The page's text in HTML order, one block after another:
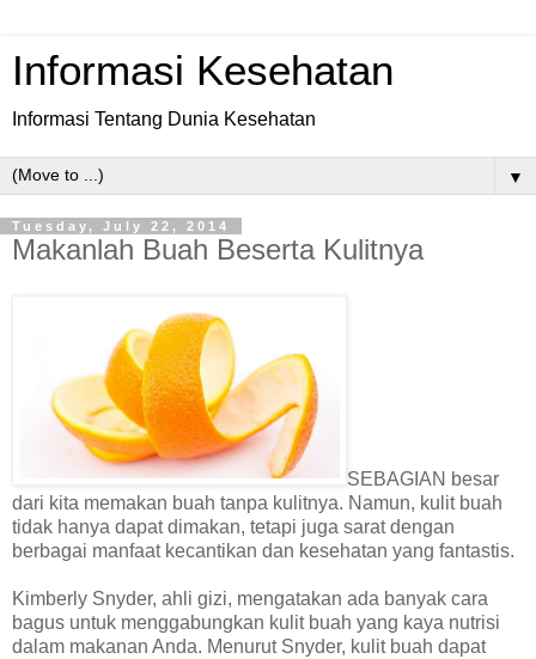
Informasi Kesehatan
Informasi Tentang Dunia Kesehatan
▼
Tuesday, July 22, 2014
Makanlah Buah Beserta Kulitnya
SEBAGIAN besar
dari kita memakan buah tanpa kulitnya. Namun, kulit buah
tidak hanya dapat dimakan, tetapi juga sarat dengan
berbagai manfaat kecantikan dan kesehatan yang fantastis.
Kimberly Snyder, ahli gizi, mengatakan ada banyak cara
bagus untuk menggabungkan kulit buah yang kaya nutrisi
dalam makanan Anda. Menurut Snyder, kulit buah dapat